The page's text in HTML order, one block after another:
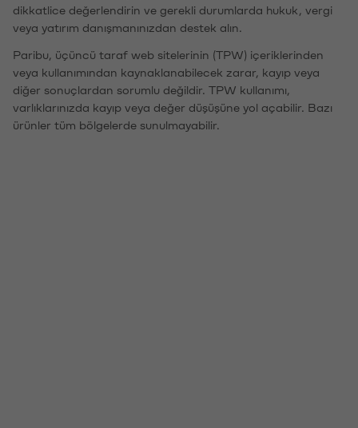
dikkatlice değerlendirin ve gerekli durumlarda hukuk, vergi
veya yatırım danışmanınızdan destek alın.
Paribu, üçüncü taraf web sitelerinin (TPW) içeriklerinden
veya kullanımından kaynaklanabilecek zarar, kayıp veya
diğer sonuçlardan sorumlu değildir. TPW kullanımı,
varlıklarınızda kayıp veya değer düşüşüne yol açabilir. Bazı
ürünler tüm bölgelerde sunulmayabilir.